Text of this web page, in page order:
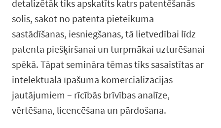
detalizētāk tiks apskatīts katrs patentēšanās
solis, sākot no patenta pieteikuma
sastādīšanas, iesniegšanas, tā lietvedībai līdz
patenta piešķiršanai un turpmākai uzturēšanai
spēkā. Tāpat semināra tēmas tiks sasaistītas ar
intelektuālā īpašuma komercializācijas
jautājumiem – rīcībās brīvības analīze,
vērtēšana, licencēšana un pārdošana.